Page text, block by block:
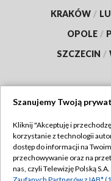
KRAKÓW /
OPOLE /
SZCZECIN /
Abonament TVP
Emisja w TVP
Szanujemy Twoją
Kliknij "Akceptuję i
korzystanie z technologii
dostęp do informacji na
przechowywanie oraz na
nas, czyli Telewizję Polską